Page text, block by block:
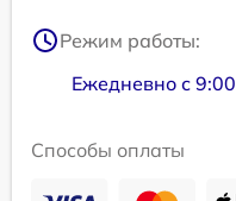
Режим работы:
Ежедневно с
Способы оплаты